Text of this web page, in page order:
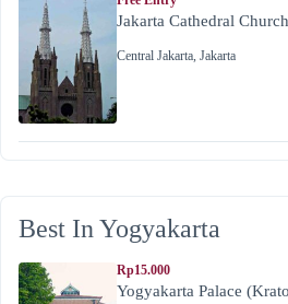
Jakarta Cathedral
Central Jakarta, Jakarta
Best In Yogyakarta
Rp15.000
Yogyakarta Palace